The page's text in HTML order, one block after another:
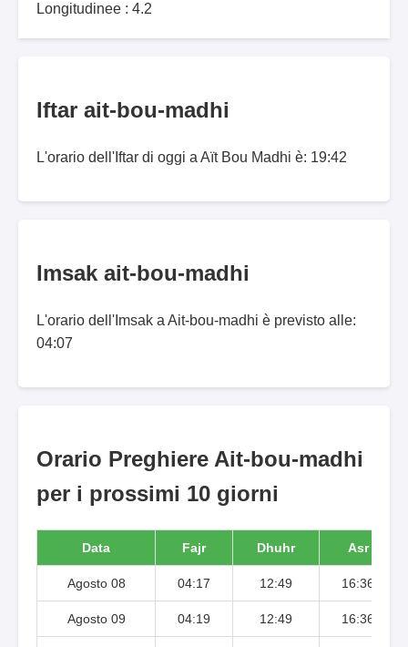
Longitudinee : 4.2
Iftar ait-bou-madhi
L'orario dell'Iftar di oggi a Aït Bou Madhi è: 19:42
Imsak ait-bou-madhi
L'orario dell'Imsak a Ait-bou-madhi è previsto alle:
04:07
Orario Preghiere Ait-bou-madhi
per i prossimi 10 giorni
Data Fajr Dhuhr Asr
Agosto 08 04:17 12:49 16:36
Agosto 09 04:19 12:49 16:36